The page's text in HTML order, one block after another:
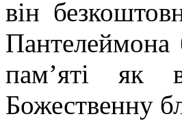
він
Пантелеймона
пам’яті як
Божественну